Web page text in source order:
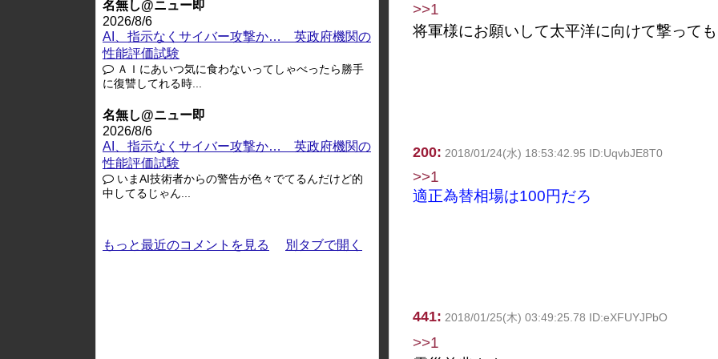
>>1
将軍様にお願いして太平洋に向けて撃って
200: 2018/01/24(水) 18:53:42.95 ID:UqvbJE8T0
>>1
適正為替相場は100円だろ
441: 2018/01/25(木) 03:49:25.78 ID:eXFUYJPbO
>>1
名無し@ニュー即
2026/8/6
AI、指示なくサイバー攻撃か… 英政府機関の
性能評価試験
ＡＩにあいつ気に食わないってしゃべったら勝手
に復讐してれる時...
名無し@ニュー即
2026/8/6
AI、指示なくサイバー攻撃か… 英政府機関の
性能評価試験
いまAI技術者からの警告が色々でてるんだけど的
中してるじゃん...
もっと最近のコメントを見る 別タブで開く